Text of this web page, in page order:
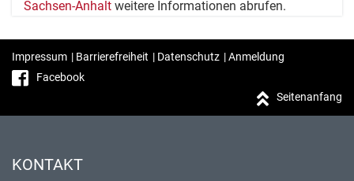
Sachsen-Anhalt weitere Informationen abrufen.
Impressum | Barrierefreiheit | Datenschutz |Anmeldung
Facebook
Seitenanfang
KONTAKT